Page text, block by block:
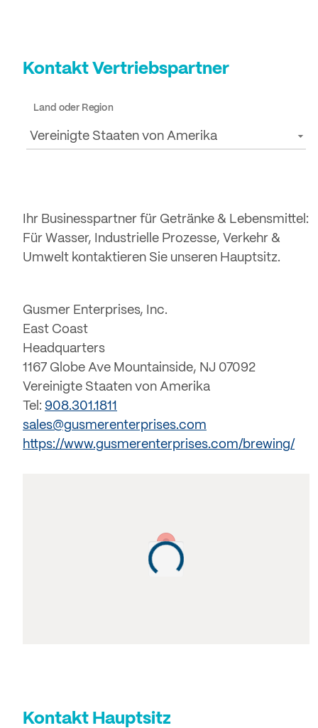
Kontakt Vertriebspartner
Land oder Region
Vereinigte Staaten von Amerika
Ihr Businesspartner für Getränke & Lebensmittel:
Für Wasser, Industrielle Prozesse, Verkehr &
Umwelt kontaktieren Sie unseren Hauptsitz.
Gusmer Enterprises, Inc.
East Coast
Headquarters
1167 Globe Ave Mountainside, NJ 07092
Vereinigte Staaten von Amerika
Tel: 908.301.1811
sales@gusmerenterprises.com
https://www.gusmerenterprises.com/brewing/
Kontakt Hauptsitz